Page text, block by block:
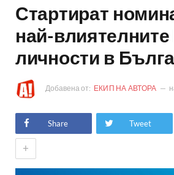
Стартират
най-
личности в
Добавена от: ЕКИП НА АВТОРА
Share Tweet
+